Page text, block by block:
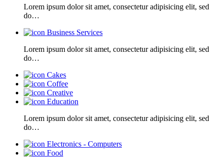
Lorem ipsum dolor sit amet, consectetur adipisicing elit, sed
do…
Business Services
Lorem ipsum dolor sit amet, consectetur adipisicing elit, sed
do…
Cakes
Coffee
Creative
Education
Lorem ipsum dolor sit amet, consectetur adipisicing elit, sed
do…
Electronics - Computers
Food